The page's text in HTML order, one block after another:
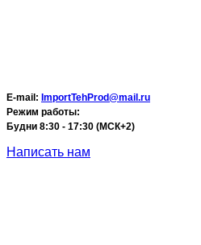
E-mail: ImportTehProd@mail.ru
Режим работы:
Будни 8:30 - 17:30 (МСК+2)
Написать нам